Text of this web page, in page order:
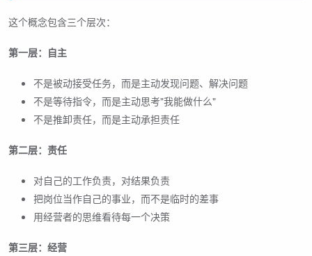
这个概念包含三个层次：
第一层：自主
不是被动接受任务，而是主动发现问题、解决问题
不是等待指令，而是主动思考"我能做什么"
不是推卸责任，而是主动承担责任
第二层：责任
对自己的工作负责，对结果负责
把岗位当作自己的事业，而不是临时的差事
用经营者的思维看待每一个决策
第三层：经营